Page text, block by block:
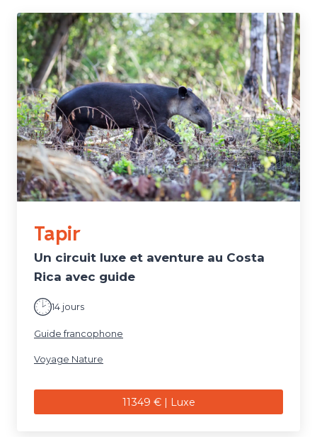
Tapir
Un circuit luxe et aventure au Costa
Rica avec guide
14 jours
Guide francophone
Voyage Nature
11349 € | Luxe